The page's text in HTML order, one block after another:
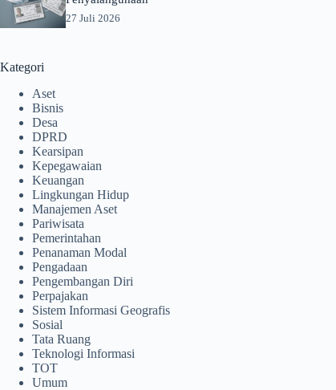
27 Juli 2026
Kategori
Aset
Bisnis
Desa
DPRD
Kearsipan
Kepegawaian
Keuangan
Lingkungan Hidup
Manajemen Aset
Pariwisata
Pemerintahan
Penanaman Modal
Pengadaan
Pengembangan Diri
Perpajakan
Sistem Informasi Geografis
Sosial
Tata Ruang
Teknologi Informasi
TOT
Umum